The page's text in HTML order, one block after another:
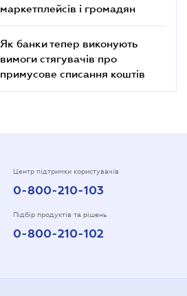
маркетплейсів і громадян
Як банки тепер виконують
вимоги стягувачів про
примусове списання коштів
Центр підтримки користувачів
0-800-210-103
Підбір продуктів та рішень
0-800-210-102